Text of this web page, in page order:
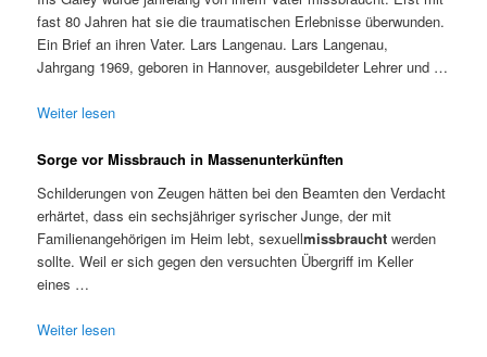
fast 80 Jahren hat sie die traumatischen Erlebnisse überwunden.
Ein Brief an ihren Vater. Lars Langenau. Lars Langenau,
Jahrgang 1969, geboren in Hannover, ausgebildeter Lehrer und …
Weiter lesen
Sorge vor Missbrauch in Massenunterkünften
Schilderungen von Zeugen hätten bei den Beamten den Verdacht
erhärtet, dass ein sechsjähriger syrischer Junge, der mit
Familienangehörigen im Heim lebt, sexuellmissbraucht werden
sollte. Weil er sich gegen den versuchten Übergriff im Keller
eines …
Weiter lesen